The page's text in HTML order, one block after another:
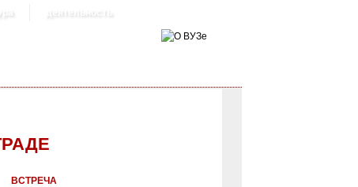
деятельность
ВСТРЕЧА